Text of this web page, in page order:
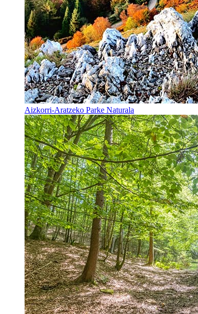
Aizkorri-Aratzeko Parke Naturala